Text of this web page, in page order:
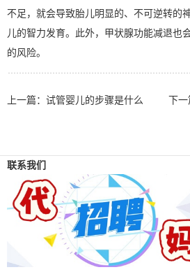
不足，就会导致胎儿明显的、不可逆转的
儿的智力发育。此外，甲状腺功能减退也
的风险。
上一篇： 试管婴儿的步骤是什么 下一
联系我们